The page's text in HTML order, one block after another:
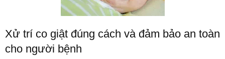
Xử trí co giật đúng cách và đảm bảo an toàn
cho người bệnh